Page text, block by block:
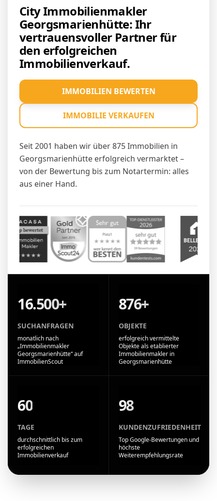
City Immobilienmakler
Georgsmarienhütte: Ihr
vertrauensvoller Partner für
den erfolgreichen
Immobilienverkauf.
Seit 2001 haben wir über 875 Immobilien in
Georgsmarienhütte erfolgreich vermarktet –
von der Bewertung bis zum Notartermin: alles
aus einer Hand.
IMMOBILIEN BEWERTEN
IMMOBILIE VERKAUFEN
16.500+
SUCHANFRAGEN
monatlich nach
„Immobilienmakler
Georgsmarienhütte“ auf
ImmobilienScout
876+
OBJEKTE
erfolgreich vermittelte
Objekte als etablierter
Immobilienmakler in
Georgsmarienhütte
60
TAGE
durchschnittlich bis zum
erfolgreichen
Immobilienverkauf
98
KUNDENZUFRIEDENHEIT
Top Google-Bewertungen und
höchste
Weiterempfehlungsrate